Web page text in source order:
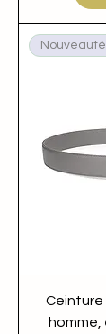
Nouveauté
Ceinture
homme,